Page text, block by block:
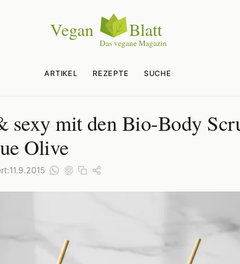
ARTIKEL REZEPTE SUCHE
sexy mit den Bio-Body
Olive
11.9.2015